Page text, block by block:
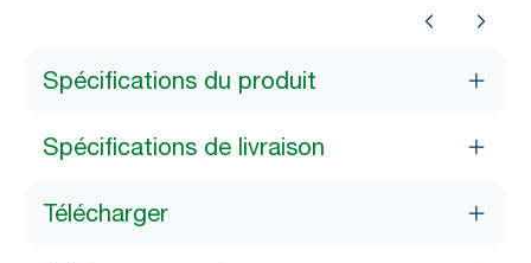
Spécifications du produit
Spécifications de livraison
Télécharger